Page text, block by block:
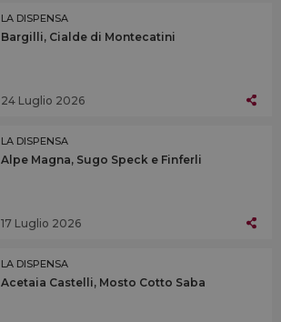
LA DISPENSA
Bargilli, Cialde di Montecatini
24 Luglio 2026
LA DISPENSA
Alpe Magna, Sugo Speck e Finferli
17 Luglio 2026
LA DISPENSA
Acetaia Castelli, Mosto Cotto Saba